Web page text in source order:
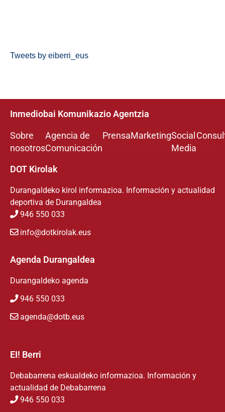
Tweets by eiberri_eus
Inmediobai Komunikazio Agentzia
Sobre
nosotros
Agencia de
Comunicación
PrensaMarketingSocial
Media
DOT Kirolak
Durangaldeko kirol informazioa. Información y actualidad
deportiva de Durangaldea
946 550 033
info@dotkirolak.eus
Agenda Durangaldea
Durangaldeko agenda
946 550 033
agenda@dotb.eus
EI! Berri
Debabarrena eskualdeko informazioa. Información y
actualidad de Debabarrena
946 550 033